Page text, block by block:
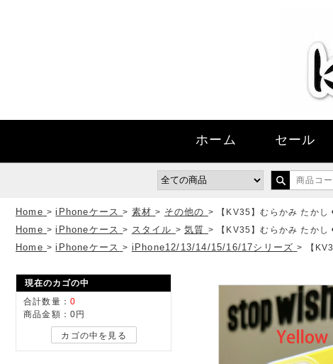
ホーム セール
Home >iPhoneケース > 素材 > その他の > 【KV35】むらかみ たか
Home >iPhoneケース > スタイル >気質 > 【KV35】むらかみ たか
Home >iPhoneケース > iPhone12/13/14/15/16/17シリーズ > 【
現在のカゴの中
合計数量： 0
商品金額： 0円
カゴの中を見る